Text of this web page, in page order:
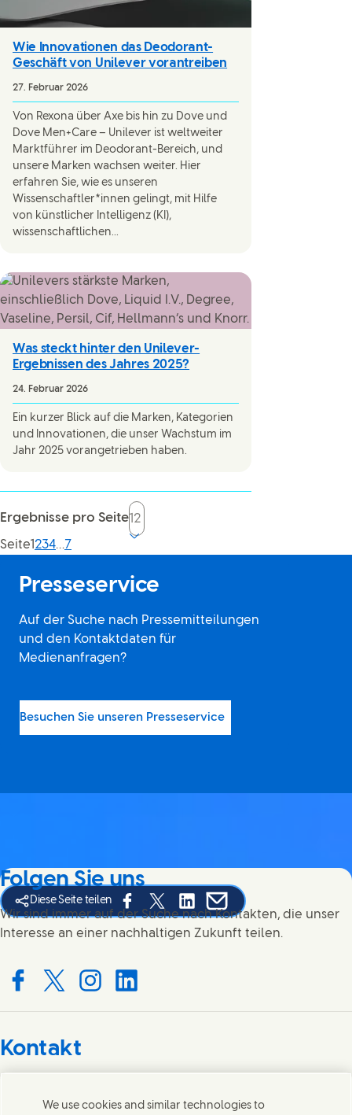
Wie Innovationen das Deodorant-
Geschäft von Unilever vorantreiben
27. Februar 2026
Von Rexona über Axe bis hin zu Dove und
Dove Men+Care – Unilever ist weltweiter
Marktführer im Deodorant-Bereich, und
unsere Marken wachsen weiter. Hier
erfahren Sie, wie es unseren
Wissenschaftler*innen gelingt, mit Hilfe
von künstlicher Intelligenz (KI),
wissenschaftlichen...
Was steckt hinter den Unilever-
Ergebnissen des Jahres 2025?
24. Februar 2026
Ein kurzer Blick auf die Marken, Kategorien
und Innovationen, die unser Wachstum im
Jahr 2025 vorangetrieben haben.
Ergebnisse pro Seite
SeiteCurrent page, page
1234…7
Presseservice
Auf der Suche nach Pressemitteilungen
und den Kontaktdaten für
Medienanfragen?
Besuchen Sie unseren Presseservice
Diese Seite teilen
Share this page on Facebook
Share this page on X
Share this page on Linked In
Share this page on E-
Folgen Sie uns
Wir sind immer auf der Suche nach Kontakten, die unser
Interesse an einer nachhaltigen Zukunft teilen.
with us on Facebook
Connect with us on X
Connect with us on Instagram
Connect with us on LinkedIn
Kontakt
helfen gerne bei Fragen.
We use cookies and similar technologies to